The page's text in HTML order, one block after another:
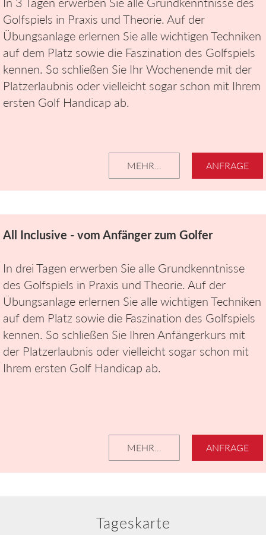
Golfspiels in Praxis und Theorie. Auf der
Übungsanlage erlernen Sie alle wichtigen Techniken
auf dem Platz sowie die Faszination des Golfspiels
kennen. So schließen Sie Ihr Wochenende mit der
Platzerlaubnis oder vielleicht sogar schon mit Ihrem
ersten Golf Handicap ab.
ANFRAGE
MEHR...
All Inclusive - vom Anfänger zum Golfer
In drei Tagen erwerben Sie alle Grundkenntnisse
des Golfspiels in Praxis und Theorie. Auf der
Übungsanlage erlernen Sie alle wichtigen Techniken
auf dem Platz sowie die Faszination des Golfspiels
kennen. So schließen Sie Ihren Anfängerkurs mit
der Platzerlaubnis oder vielleicht sogar schon mit
Ihrem ersten Golf Handicap ab.
ANFRAGE
MEHR...
Tageskarte